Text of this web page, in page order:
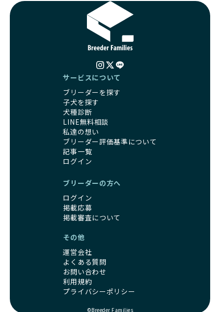
BreederFamiliesのこうした取り組みは、目の前の子犬だけ
でなく、すべてのワンちゃんに優しい未来を創るための大き
な一歩です。ユーザーの皆さんがBreederFamiliesを通じて
子犬をお迎えすることで、こうした社会貢献活動を間接的に
支えることができます。
BreederFamiliesに登録されているブリーダーは、子犬が心
身ともに健康に育つための環境づくりに全力を注いでいま
遺伝的なリスクを最小限に抑えた繁殖計画、栄養バランスが
考えられた食事、子犬がのびのびと動ける適度な運動環境、
さらに獣医師と連携した健康管理まで徹底しています。
その結果、BreederFamiliesを通じてお迎えする子犬は、元
気で健康なスタートを切れることが大きな魅力です。
子犬の社会性は、家庭でのしつけをスムーズにする重要なポ
イントです。BreederFamiliesのブリーダーは、母犬や兄弟
コミュニケーション能力を身につけられるよう育てていま
家庭に迎えたその日から、すでに社会性の基盤ができている
ため、新しい環境にもスムーズに適応できます。
これにより、飼い主さんにとっても安心してスタートできる
BreederFamiliesのブリーダーは、犬種に関する豊富な知識
と経験を持っています。そのため、子犬を迎えた後の健康管
理やしつけ、生活スタイルに合わせた育て方について、丁寧
なアドバイスを受けられます。「この犬種ならではの特徴
は？」「食事はどうしたらいい？」など、疑問や悩みがあれ
ば、専門的な視点から解決のヒントをもらえるのも安心でき
るポイントです。
担をかけたり、子犬を小さく見せるために食事を減らすな
ど、健康を犠牲にした管理がされることもあります。このよ
うな方法では、ワンちゃんの免疫力や体力が低下し、飼い主
にとっても将来的な医療費やケアの負担が増える恐れがあり
健康を最優先に考えています。特に小さいワンちゃんやレア
カラーの子犬を販売する場合は、健康リスクを十分に理解
事管理もしっかり行い、成長に必要な栄養を確保するなど、
ワンちゃんの健康を第一にした繁殖を心がけています。
「見た目以上に健康重視」の詳細はこちら
引退犬とは、繁殖期を終えたワンちゃんたちのことを指しま
優良ブリーダーは、引退犬も家族の一員として、彼らの幸せ
信頼できる相手に譲渡するなど、ワンちゃんが幸せに暮らせ
るように配慮します。
一方、営利優先ブリーダーは引退犬を「コスト」として考
え、早く手放すことを考えます。場合によっては、悪徳保護
団体に引き渡されることもあり、ワンちゃんの生活が不安定
引退犬に対する扱いがどうなっているかも、優良ブリーダー
を見分けるポイントとなります。
「引退犬も大切に」の詳細はこちら
社会化とは、ワンちゃんが人間や他の犬、日常の環境にスム
ーズに適応できるようにするプロセスです。ワンちゃんの社
会化は、生後3週間から12週間頃の「社会化期」と呼ばれる
サービスについて
ブリーダーを探す
子犬を探す
犬種診断
LINE無料相談
私達の想い
ブリーダー評価基準について
記事一覧
ログイン
ブリーダーの方へ
ログイン
掲載応募
掲載審査について
その他
運営会社
よくある質問
お問い合わせ
利用規約
プライバシーポリシー
©Breeder Families